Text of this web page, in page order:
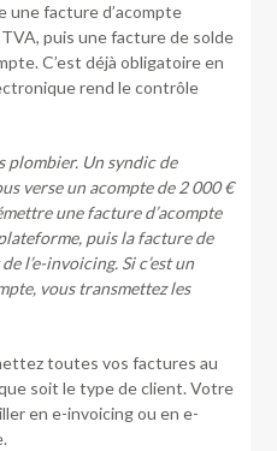
une facture d’acompte
puis une facture de solde
C’est déjà obligatoire en
rend le contrôle
plombier. Un syndic de
verse un acompte de 2 000 €
une facture d’acompte
puis la facture de
l’e-invoicing. Si c’est un
vous transmettez les
toutes vos factures au
soit le type de client. Votre
en e-invoicing ou en e-